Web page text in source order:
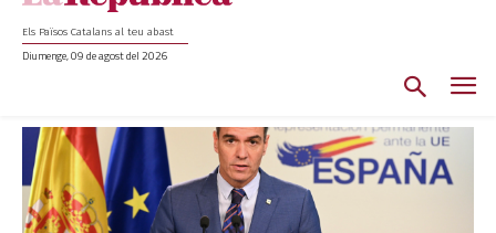
Els Països Catalans al teu abast
Diumenge, 09 de agost del 2026